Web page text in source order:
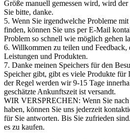
Größe manuell gemessen wird, wird
Sie bitte, danke.
5. Wenn Sie irgendwelche Probleme
finden, können Sie uns per E-Mail
Problem so schnell wie möglich gehen
6. Willkommen zu teilen und Feedback,
Leistungen und Produkten.
7. Danke meinen Speichers für den
Speicher gibt, gibt es viele Produkte
der Regel werden wir 9-15 Tage
geschätzte Ankunftszeit ist versandt.
WIR VERSPRECHEN: Wenn Sie nach
haben, können Sie uns jederzeit
für Sie antworten. Bis Sie zufrieden
es zu kaufen.